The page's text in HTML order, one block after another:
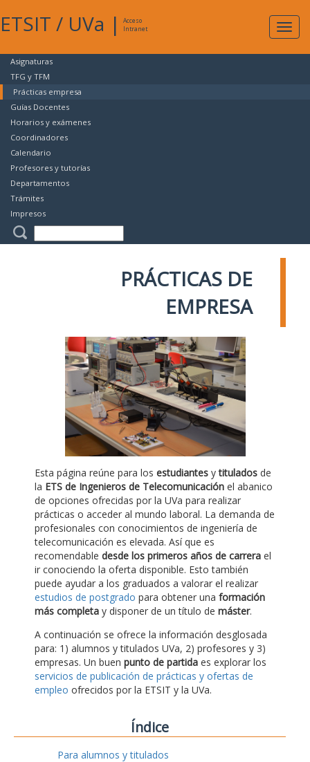
ETSIT / UVa |
Acceso
Intranet
Asignaturas
TFG y TFM
Prácticas empresa
Guías Docentes
Horarios y exámenes
Coordinadores
Calendario
Profesores y tutorías
Departamentos
Trámites
Impresos
PRÁCTICAS DE
EMPRESA
Esta página reúne para los estudiantes ytitulados de
la ETS de Ingenieros de Telecomunicación el abanico
de opciones ofrecidas por la UVa para realizar
prácticas o acceder al mundo laboral. La demanda de
profesionales con conocimientos de ingeniería de
telecomunicación es elevada. Así que es
recomendable desde los primeros años de carrera el
ir conociendo la oferta disponible. Esto también
puede ayudar a los graduados a valorar el realizar
estudios de postgrado para obtener una formación
más completa y disponer de un título de máster.
A continuación se ofrece la información desglosada
para: 1) alumnos y titulados UVa, 2) profesores y 3)
empresas. Un buen punto de partida es explorar los
servicios de publicación de prácticas y ofertas de
empleo ofrecidos por la ETSIT y la UVa.
Índice
Para alumnos y titulados